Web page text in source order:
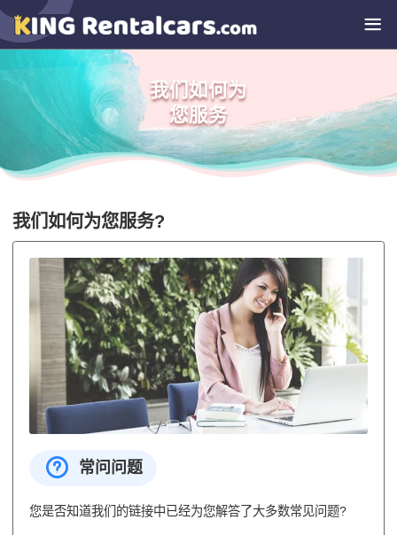
我们如何为
您服务
我们如何为您服务?
常问问题
您是否知道我们的链接中已经为您解答了大多数常见问题?